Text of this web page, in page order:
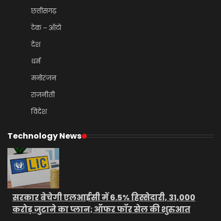
छत्तीसगढ़
टेक – ऑटो
देश
धर्म
मनोरंजन
राजनीती
विदेश
Technology News
सरकार बेचेगी एलआईसी में 6.5% हिस्सेदारी, 31,000
करोड़ जुटाने का प्लान; ऑफर फॉर सेल की शुरुआत